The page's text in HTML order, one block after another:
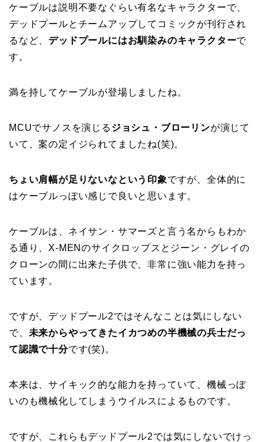
ケーブルは説明不要なぐらい有名なキャラクターで、
デッドプールとチームアップしてコミックが刊行され
るなど、デッドプールにはお馴染みのキャラクターで
す。
満を持してケーブルが登場しましたね。
MCUでサノスを演じる ジョシュ・ブローリンが演じて
いて、案の定イジられてましたね(笑)。
ちょい肩幅が足りないなという印象ですが、全体的に
はケーブルっぽい感じで良いと思います。
ケーブルは、ネイサン・サマーズと言う名からもわか
る通り、X-MENのサイクロップスとジーン・グレイの
クローンの間に出来た子供で、非常に強い能力を持っ
ています。
ですが、デッドプール2ではそんなことは気にしない
で、 未来からやってきたイカつめの半機械の兵士だっ
て認識で十分です(笑)。
本来は、サイキック的な能力を持っていて、機械っぽ
いのも機械化してしまうウイルスによるものです。
ですが、これらもデッドプール2では気にしないでけっ